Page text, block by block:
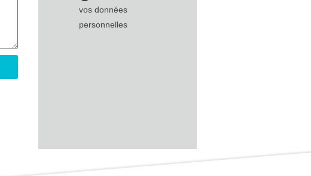
vos données
personnelles